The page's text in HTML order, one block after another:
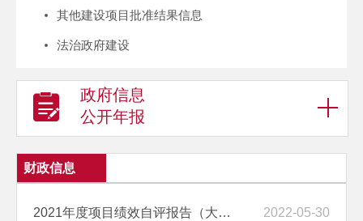
其他建设项目批准结果信息
法治政府建设
政府信息
公开年报
财政信息
2021年度项目绩效自评报告（大中型水库移民后期扶持稽查经费项目） 2022-05-30